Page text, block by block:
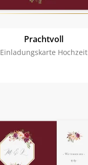
Prachtvoll
Einladungskarte Hochzeit